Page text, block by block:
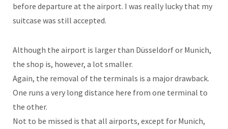
before departure at the airport. I was really lucky that my
suitcase was still accepted.
Although the airport is larger than Düsseldorf or Munich,
the shop is, however, a lot smaller.
Again, the removal of the terminals is a major drawback.
One runs a very long distance here from one terminal to
the other.
Not to be missed is that all airports, except for Munich,